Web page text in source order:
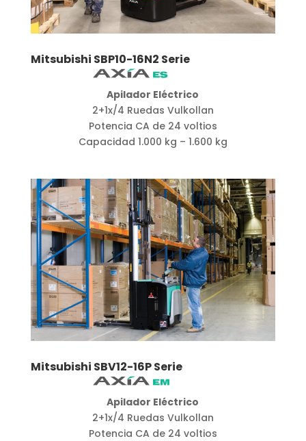
Mitsubishi SBP10-16N2 Serie
Apilador Eléctrico
2+1x/4 Ruedas Vulkollan
Potencia CA de 24 voltios
Capacidad 1.000 kg – 1.600 kg
Mitsubishi SBV12-16P Serie
Apilador Eléctrico
2+1x/4 Ruedas Vulkollan
Potencia CA de 24 voltios